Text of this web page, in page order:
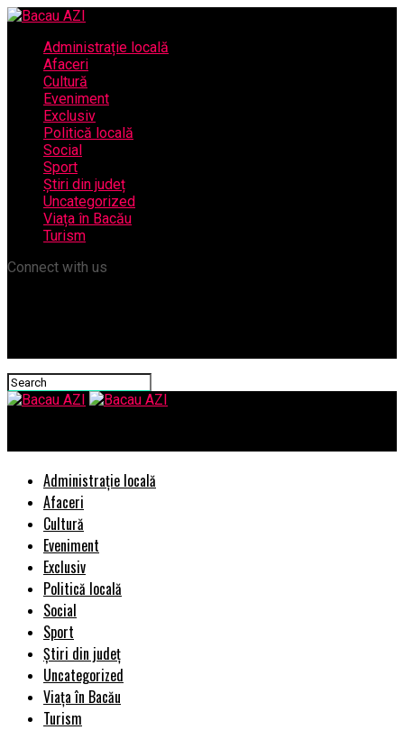
Administrație locală
Afaceri
Cultură
Eveniment
Exclusiv
Politică locală
Social
Sport
Știri din județ
Uncategorized
Viața în Bacău
Turism
Connect with us
Administrație locală
Afaceri
Cultură
Eveniment
Exclusiv
Politică locală
Social
Sport
Știri din județ
Uncategorized
Viața în Bacău
Turism